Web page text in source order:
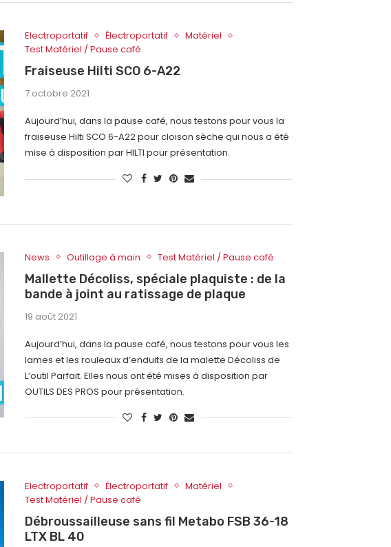
Electroportatif Électroportatif
Matériel
Test Matériel / Pause café
Fraiseuse Hilti SCO 6-A22
7 octobre 2021
Aujourd’hui, dans la pause café, nous testons pour vous la
fraiseuse Hilti SCO 6-A22 pour cloison sèche qui nous a été
mise à disposition par HILTI pour présentation.
News Outillage à main Test Matériel / Pause café
Mallette Décoliss, spéciale plaquiste : de la
bande à joint au ratissage de plaque
19 août 2021
Aujourd’hui, dans la pause café, nous testons pour vous les
lames et les rouleaux d’enduits de la malette Décoliss de
L’outil Parfait. Elles nous ont été mises à disposition par
OUTILS DES PROS pour présentation.
Electroportatif Électroportatif
Matériel
Test Matériel / Pause café
Débroussailleuse sans fil Metabo FSB 36-18
LTX BL 40